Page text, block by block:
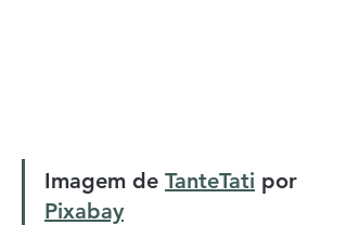
Imagem de TanteTati por
Pixabay